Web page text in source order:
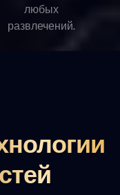
любых
развлечений.